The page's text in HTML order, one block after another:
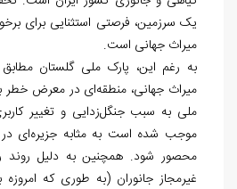
یک سرزمین، فرصتی استثنایی برای
میراث جهانی است.
میراث جهانی، منطقهای در معرض خطر
ملی به سبب جنگلزدایی و تغییر
موجب شده است به مثابه جزیرهای
محصور شود. همچنین به دلیل
غیرمجاز جانوران (به طوری که